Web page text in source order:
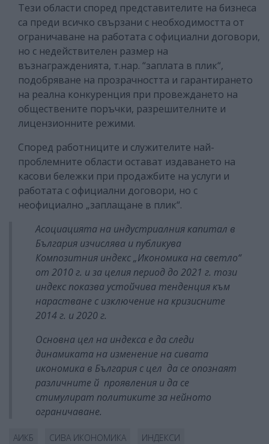
Тези области според представителите на бизнеса
са преди всичко свързани с необходимостта от
ограничаване на работата с официални договори,
но с недействителен размер на
възнагражденията, т.нар. “заплата в плик“,
подобряване на прозрачността и гарантирането
на реална конкуренция при провеждането на
обществените поръчки, разрешителните и
лицензионните режими.
Според работниците и служителите най-
проблемните области остават издаването на
касови бележки при продажбите на услуги и
работата с официални договори, но с
неофициално „заплащане в плик“.
Асоциацията на индустриалния капитал в
България изчислява и публикува
Композитния индекс „Икономика на светло“
от 2010 г. и за целия период до 2021 г. този
индекс показва устойчива тенденция към
нарастване с изключение на кризисните
2014 г. и 2020 г.
Основна цел на индекса е да следи
динамиката на изменение на сивата
икономика в България с цел да се опознаят
различните й проявления и да се
стимулират политиките за нейното
ограничаване.
АИКБ СИВА ИКОНОМИКА ИНДЕКСИ